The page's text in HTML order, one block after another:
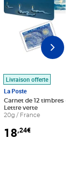
au panier
Livraison offerte
La Poste
Carnet de 12 timbres - Le
Lettre verte
20g / France
18,24€